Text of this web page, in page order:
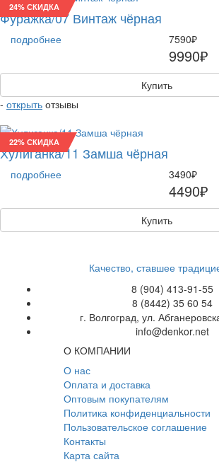
24% СКИДКА
Фуражка/07 Винтаж чёрная
подробнее 7590₽
9990₽
Купить
- открыть отзывы
22% СКИДКА
Хулиганка/11 Замша чёрная
подробнее 3490₽
4490₽
Купить
Качество, ставшее
8 (904) 413-91-55
8 (8442) 35 60 54
г. Волгоград, ул.
info@denkor.net
О КОМПАНИИ
О нас
Оплата и доставка
Оптовым покупателям
Политика конфиденциальности
Пользовательское соглашение
Контакты
Карта сайта